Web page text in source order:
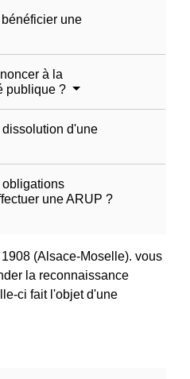
une
à la
publique ?
d'une
obligations
une ARUP ?
(Alsace-Moselle). vous
la reconnaissance
ci fait l'objet d'une